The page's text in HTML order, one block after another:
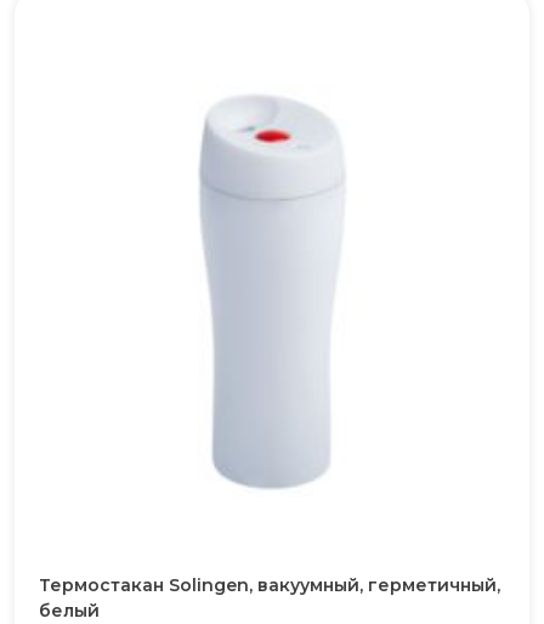
Термостакан Solingen, вакуумный, герметичный,
белый